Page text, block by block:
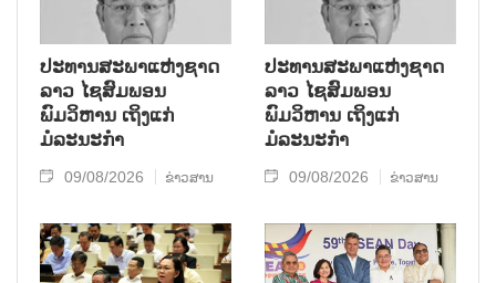
ປະທານສະພາແຫ່ງຊາດ
ລາວ ໄຊສົມພອນ
ພົມວິຫານ ເຖິງແກ່
ມໍລະນະກຳ
09/08/2026 ຂ່າວສານ
ປະທານສະພາແຫ່ງຊາດ
ລາວ ໄຊສົມພອນ
ພົມວິຫານ ເຖິງແກ່
ມໍລະນະກຳ
09/08/2026 ຂ່າວສານ